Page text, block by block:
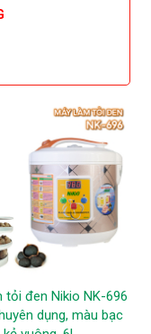
tỏi đen Nikio NK-696
dụng, màu bạc